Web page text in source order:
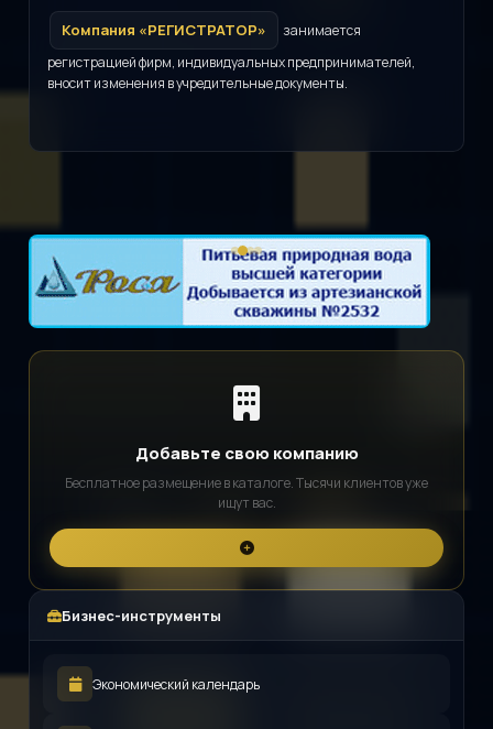
Компания «РЕГИСТРАТОР»
занимается
регистрацией фирм, индивидуальных предпринимателей,
вносит изменения в учредительные документы.
Добавьте свою компанию
Бесплатное размещение в каталоге. Тысячи клиентов уже
ищут вас.
Бизнес-инструменты
Экономический календарь